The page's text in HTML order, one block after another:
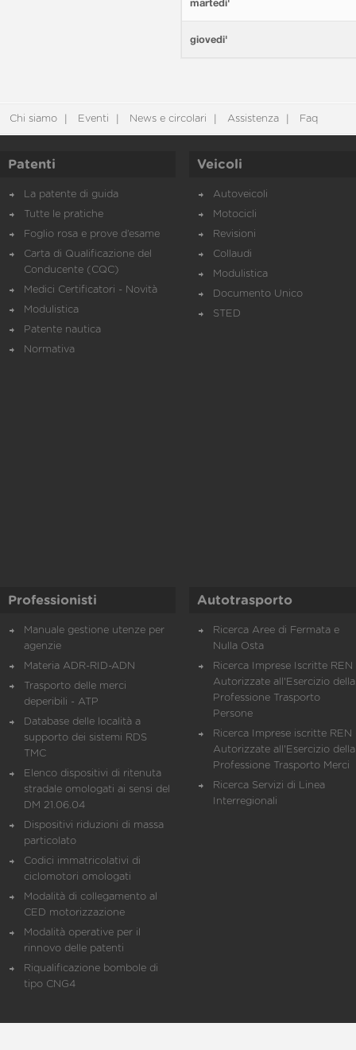
martedi'
giovedi'
Chi siamo Eventi News e circolari Assistenza Faq
Patenti
La patente di guida
Tutte le pratiche
Foglio rosa e prove d’esame
Carta di Qualificazione del
Conducente (CQC)
Medici Certificatori - Novità
Modulistica
Patente nautica
Normativa
Veicoli
Autoveicoli
Motocicli
Revisioni
Collaudi
Modulistica
Documento Unico
STED
Professionisti
Manuale gestione utenze per
agenzie
Materia ADR-RID-ADN
Trasporto delle merci
deperibili - ATP
Database delle località a
supporto dei sistemi RDS
TMC
Elenco dispositivi di ritenuta
stradale omologati ai sensi del
DM 21.06.04
Dispositivi riduzioni di massa
particolato
Codici immatricolativi di
ciclomotori omologati
Modalità di collegamento al
CED motorizzazione
Modalità operative per il
rinnovo delle patenti
Riqualificazione bombole di
tipo CNG4
Autotrasporto
Ricerca Aree di Fermata e
Nulla Osta
Ricerca Imprese Iscritte REN
Autorizzate all'Esercizio della
Professione Trasporto
Persone
Ricerca Imprese iscritte REN
Autorizzate all'Esercizio della
Professione Trasporto Merci
Ricerca Servizi di Linea
Interregionali